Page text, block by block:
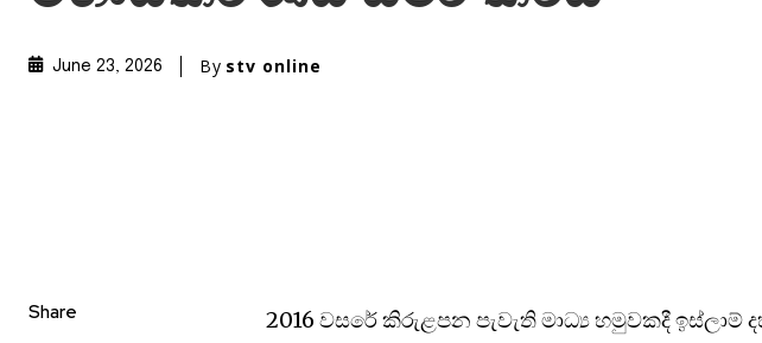
June 23, 2026 By stv online
Share
2016 වසරේ කිරුළපන පැවැති මාධ්‍ය හමුවකදී ඉස්ලාම්